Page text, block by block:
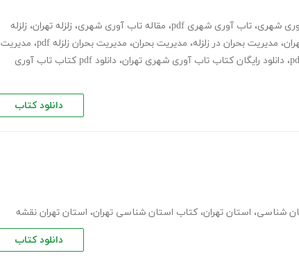
شهری، تاب آوری شهری pdf ، مقاله تاب آوری شهری، زلزله تهران، زلزله
، مدیریت بحران در زلزله، مدیریت بحران، مدیریت بحران زلزله pdf ، مدیریت
، دانلود رایگان کتاب تاب آوری شهری تهران،
دانلود pdf کتاب تاب آوری
دانلود کتاب
شناسی، استان تهران، کتاب استان شناسی تهران، استان تهران نقشه
دانلود کتاب